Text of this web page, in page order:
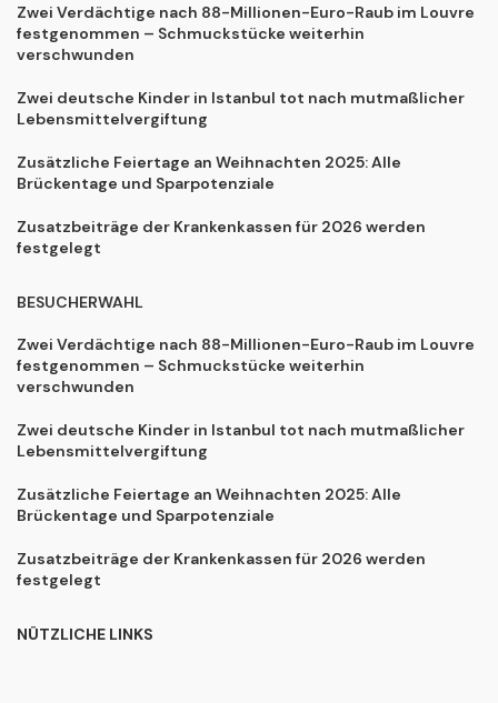
Zwei Verdächtige nach 88-Millionen-Euro-Raub im Louvre
festgenommen – Schmuckstücke weiterhin
verschwunden
Zwei deutsche Kinder in Istanbul tot nach mutmaßlicher
Lebensmittelvergiftung
Zusätzliche Feiertage an Weihnachten 2025: Alle
Brückentage und Sparpotenziale
Zusatzbeiträge der Krankenkassen für 2026 werden
festgelegt
BESUCHERWAHL
Zwei Verdächtige nach 88-Millionen-Euro-Raub im Louvre
festgenommen – Schmuckstücke weiterhin
verschwunden
Zwei deutsche Kinder in Istanbul tot nach mutmaßlicher
Lebensmittelvergiftung
Zusätzliche Feiertage an Weihnachten 2025: Alle
Brückentage und Sparpotenziale
Zusatzbeiträge der Krankenkassen für 2026 werden
festgelegt
NÜTZLICHE LINKS